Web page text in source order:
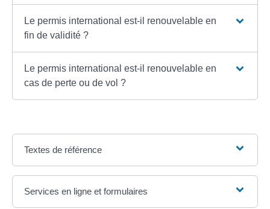
Le permis international est-il renouvelable en
fin de validité ?
Le permis international est-il renouvelable en
cas de perte ou de vol ?
Textes de référence
Services en ligne et formulaires